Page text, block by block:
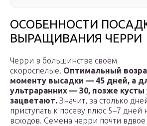
ОСОБЕННОСТИ
ВЫРАЩИВАНИЯ ЧЕРРИ
Черри в большинстве своём
скороспелые. Оптимальный
моменту высадки — 45 дней, а
ультраранних — 30, позже кусты
зацветают. Значит, за столько
приступать к посеву плюс 5–7 дней
всходов. Семена черри почти